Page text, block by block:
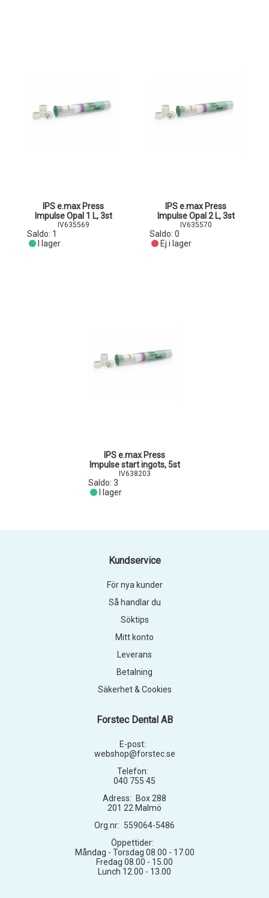
IPS e.max Press
Impulse Opal 1 L, 3st
IV635569
Saldo: 1
I lager
IPS e.max Press
Impulse Opal 2 L, 3st
IV635570
Saldo: 0
Ej i lager
IPS e.max Press
Impulse start ingots, 5st
IV638203
Saldo: 3
I lager
Forstec Dental AB
E-post:
webshop@forstec.se
Telefon:
040 755 45
Adress:
Box 288
201 22 Malmö
Org.nr: 559064-5486
Öppettider:
Måndag - Torsdag 08.00 - 17.00
Fredag 08.00 - 15.00
Lunch 12.00 - 13.00
Kundservice
För nya kunder
Så handlar du
Söktips
Mitt konto
Leverans
Betalning
Säkerhet & Cookies